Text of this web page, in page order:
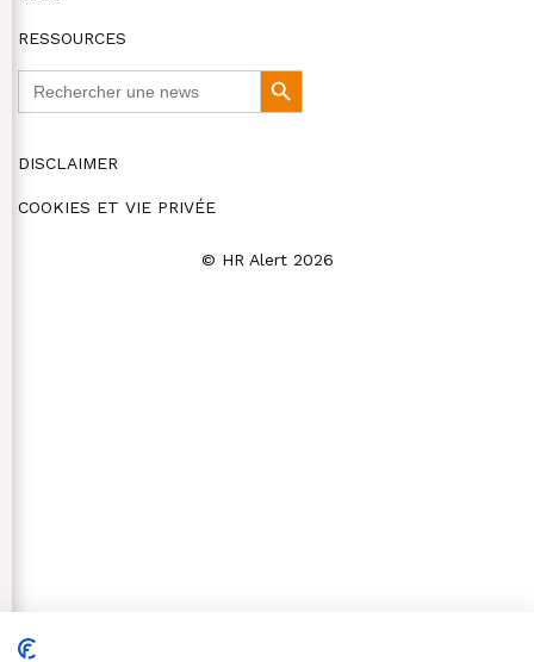
RESSOURCES
Search
Button
DISCLAIMER
COOKIES ET VIE PRIVÉE
© HR Alert 2026